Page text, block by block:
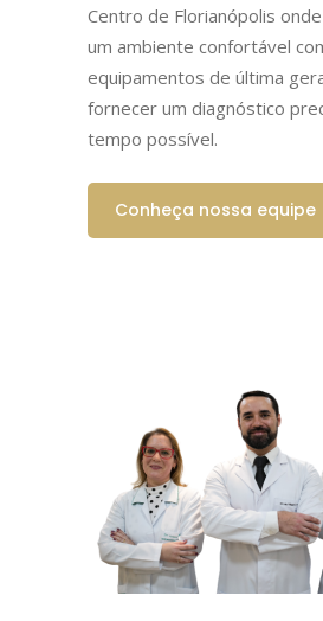
Centro de Florianópolis
um ambiente confortável
equipamentos de última
fornecer um diagnóstico
tempo possível.
Conheça nossa equipe